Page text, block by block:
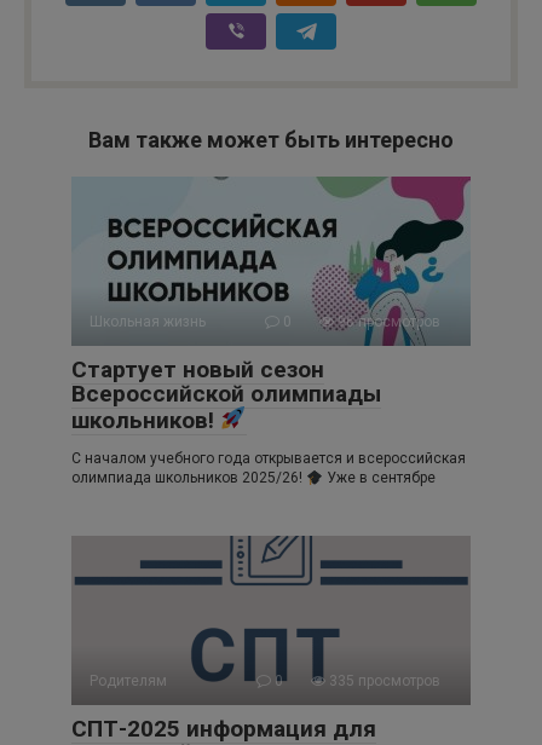
Вам также может быть интересно
Школьная жизнь 0 96 просмотров
Стартует новый сезон
Всероссийской олимпиады
школьников!
С началом учебного года открывается и всероссийская
олимпиада школьников 2025/26!
Уже в сентябре
Родителям 0 335 просмотров
СПТ-2025 информация для